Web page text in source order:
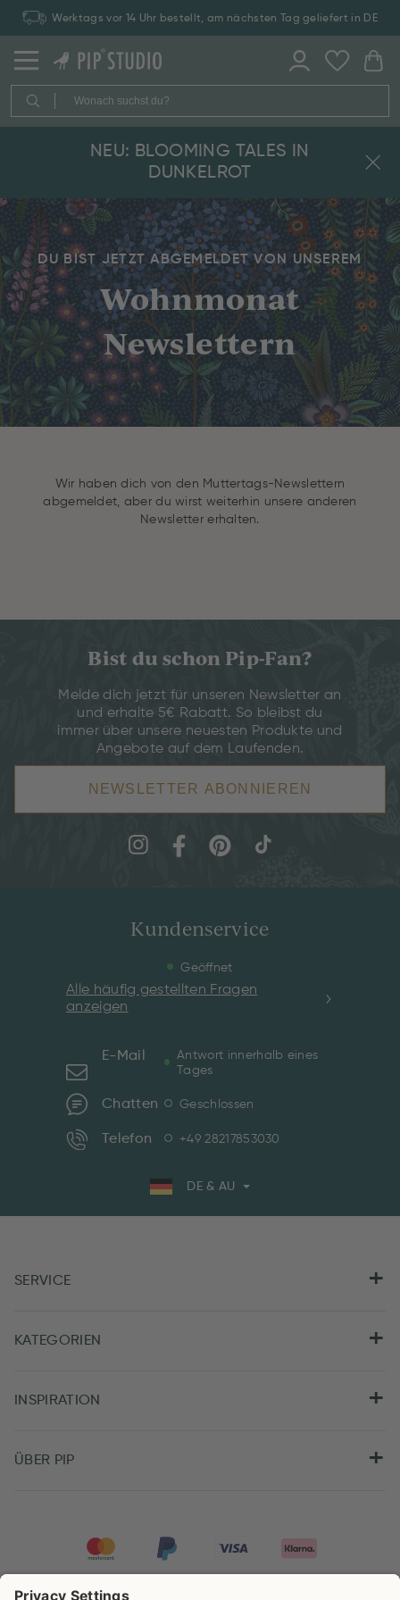
Werktags vor 14 Uhr bestellt, am nächsten Tag geliefert in DE
NEU: BLOOMING TALES IN
DUNKELROT
DU BIST JETZT ABGEMELDET VON UNSEREM
Wohnmonat
Newslettern
Wir haben dich von den Muttertags-Newslettern
abgemeldet, aber du wirst weiterhin unsere anderen
Newsletter erhalten.
Bist du schon Pip-Fan?
Melde dich jetzt für unseren Newsletter an
und erhalte 5€ Rabatt. So bleibst du
immer über unsere neuesten Produkte und
Angebote auf dem Laufenden.
NEWSLETTER ABONNIEREN
Kundenservice
Geöffnet
Alle häufig gestellten Fragen
anzeigen
E-Mail
Antwort innerhalb eines
Tages
Chatten Geschlossen
Telefon +49 28217853030
DE & AU
SERVICE
KATEGORIEN
INSPIRATION
ÜBER PIP